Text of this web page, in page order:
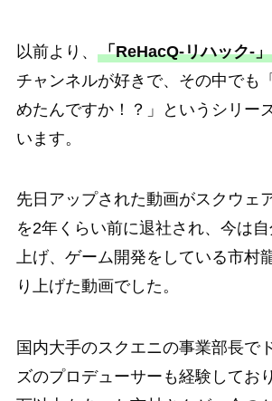
以前より、 「ReHacQ-リハック-」
チャンネルが好きで、その中でも
めたんですか！？」というシリー
います。
先日アップされた動画がスクウェ
を2年くらい前に退社され、今は
上げ、ゲーム開発をしている市村
り上げた動画でした。
国内大手のスクエニの事業部長で
ズのプロデューサーも経験してお